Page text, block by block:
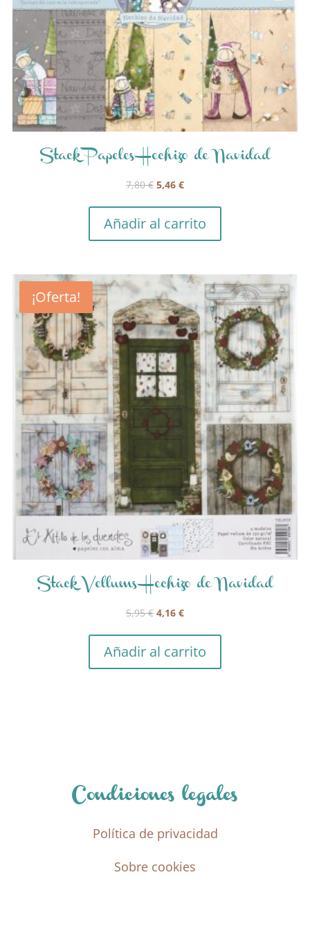
Stack Papeles Hechizo de Navidad
7,80€ El
original
era:
5,46 €El
actual
es:
Añadir al carrito
¡Oferta!
Stack Vellums Hechizo de Navidad
5,95€ El
original
era:
4,16 €El
actual
es:
Añadir al carrito
Condiciones legales
Política de privacidad
Sobre cookies